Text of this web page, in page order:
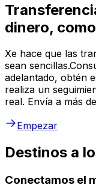
dinero,
Xe hace que las
sean
adelantado, obtén
realiza un
real. Envía a más
Empezar
Destinos a
Conectamos el